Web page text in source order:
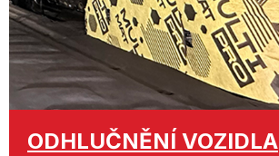
ODHLUČNĚNÍ VOZIDLA